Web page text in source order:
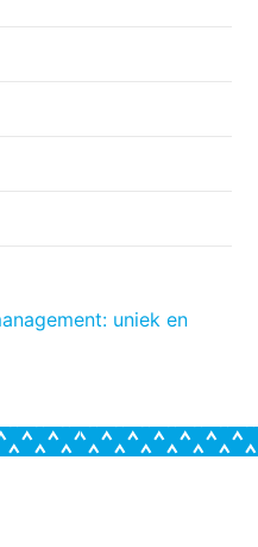
uniek en